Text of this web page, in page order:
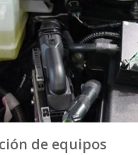
de equipos